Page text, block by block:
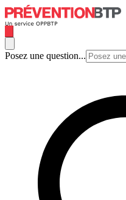
Posez une question...